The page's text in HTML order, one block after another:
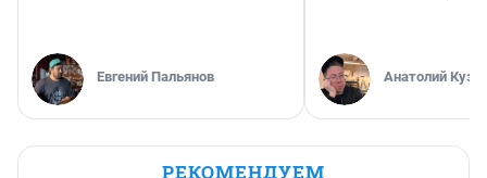
Евгений Пальянов Анатолий
РЕКОМЕНДУЕМ